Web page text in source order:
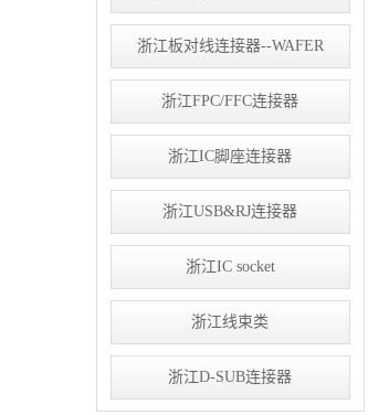
浙江板对线连接器--WAFER
浙江FPC/FFC连接器
浙江IC脚座连接器
浙江USB&RJ连接器
浙江IC socket
浙江线束类
浙江D-SUB连接器